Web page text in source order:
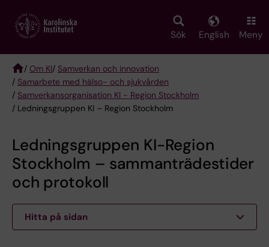
main
Sök English Meny
Breadcrumb
/ Om KI/ Samverkan och innovation
/ Samarbete med hälso- och sjukvården
/ Samverkansorganisation KI - Region Stockholm
/ Ledningsgruppen KI – Region Stockholm
Ledningsgruppen KI-Region
Stockholm – sammanträdestider
och protokoll
Hitta på sidan